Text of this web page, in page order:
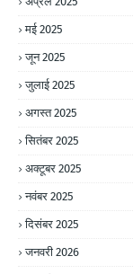
मई 2025
जून 2025
जुलाई 2025
अगस्त 2025
सितंबर 2025
अक्टूबर 2025
नवंबर 2025
दिसंबर 2025
जनवरी 2026